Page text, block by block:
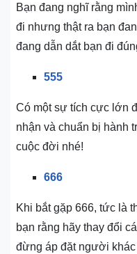
Bạn đang nghĩ rằng
đi nhưng thật ra bạn
đang dẫn dắt bạn đi
555
Có một sự tích cực lớn
nhận và chuẩn bị hành
cuộc đời nhé!
666
Khi bắt gặp 666, tức là
bạn rằng hãy thay đổi
đừng áp đặt người